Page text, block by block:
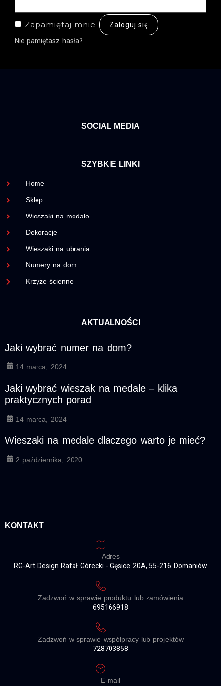
Zapamiętaj mnie Zaloguj się
Nie pamiętasz hasła?
SOCIAL MEDIA
SZYBKIE LINKI
Home
Sklep
Wieszaki na medale
Dekoracje
Wieszaki na ubrania
Numery na dom
Krzyże ścienne
AKTUALNOŚCI
Jaki wybrać numer na dom?
14 marca, 2024
Jaki wybrać wieszak na medale – klika
praktycznych porad
14 marca, 2024
Wieszaki na medale dlaczego warto je mieć?
2 października, 2020
KONTAKT
Adres
RG-Art Design Rafał Górecki - Gęsice 20A, 55-216 Domaniów
Zadzwoń w sprawie produktu lub zamówienia
695166918
Zadzwoń w sprawie współpracy lub projektów
728703858
E-mail